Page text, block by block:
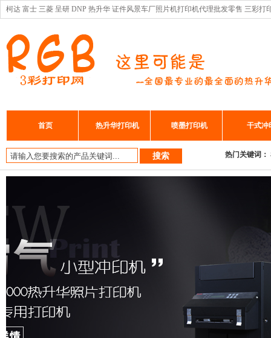
柯达 富士 三菱 呈研 DNP 热升华 证件风景车厂照片机打印机代理批发零售 三彩打
首页 热升华打印机 喷墨打印机 干式冲
搜索 热门关键词：